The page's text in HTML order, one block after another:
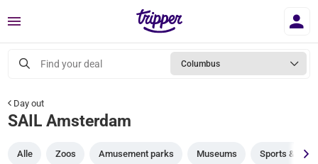
Menu
Find your deal Columbus
Day out
SAIL Amsterdam
Alle Zoos Amusement parks Museums Sports &